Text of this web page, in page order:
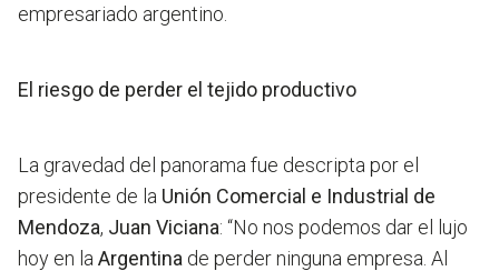
empresariado argentino.
El riesgo de perder el tejido productivo
La gravedad del panorama fue descripta por el
presidente de la Unión Comercial e Industrial de
Mendoza, Juan Viciana: “No nos podemos dar el lujo
hoy en la Argentina de perder ninguna empresa. Al